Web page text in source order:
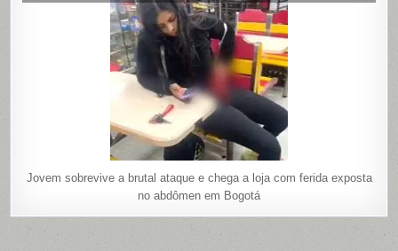
Jovem sobrevive a brutal ataque e chega a loja com ferida exposta
no abdômen em Bogotá